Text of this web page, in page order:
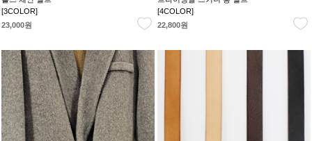
[3COLOR]
23,000원
[4COLOR]
22,800원